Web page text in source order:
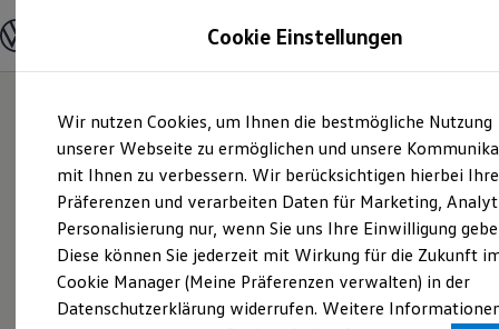
Hauptinhalt
springen
Footer
springen
Modelle und Konfigurator
Modelle vergleichen
Elektroautos
ENERGY Sondermodelle
Nutzfahrzeuge
SUV und CUV
Familienautos
Kombis
Kompaktwagen
Sportwagen
Schnell verfügbare Fahrzeuge
Angebote und Produkte
Cookie Einstellungen
Wir nutzen Cookies, um Ihnen die bestmögliche Nutzung
unserer Webseite zu ermöglichen und unsere
mit Ihnen zu verbessern. Wir berücksichtigen hierbei Ihre
Präferenzen und verarbeiten Daten für Marketing,
Personalisierung nur, wenn Sie uns Ihre Einwilligung
Diese können Sie jederzeit mit Wirkung für die Zukunft
Cookie Manager (Meine Präferenzen verwalten) in der
Datenschutzerklärung widerrufen. Weitere